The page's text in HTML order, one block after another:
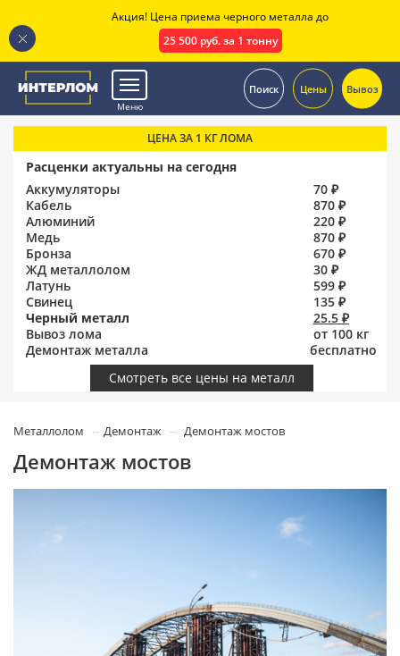
Меню
Поиск Цены Вывоз
ЦЕНА ЗА 1 КГ ЛОМА
Расценки актуальны на сегодня
Аккумуляторы
70 ₽
Кабель
870 ₽
Алюминий
220 ₽
Медь
870 ₽
Бронза
670 ₽
ЖД металлолом
30 ₽
Латунь
599 ₽
Свинец
135 ₽
Черный металл
25.5 ₽
Вывоз лома
от 100 кг
Демонтаж металла
бесплатно
Смотреть все цены на металл
Металлолом Демонтаж Демонтаж мостов
Демонтаж мостов
Акция! Цена приема черного металла до
25 500 руб. за 1 тонну
.